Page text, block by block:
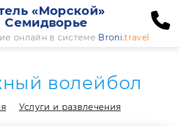
«Морской»
Семидворье
онлайн в системе Broni.travel
волейбол
Услуги и развлечения